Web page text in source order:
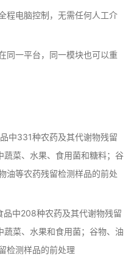
程电脑控制，无需任何人工介
同一平台，同一模块也可以重
中331种农药及其代谢物残留
菜、水果、食用菌和糖料；谷
油等农药残留检测样品的前处
中208种农药及其代谢物残留
菜、水果和食用菌；谷物、油
检测样品的前处理